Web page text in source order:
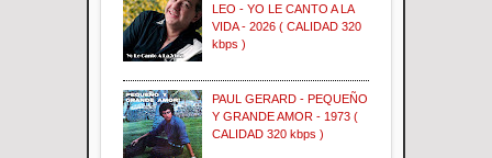
LEO - YO LE CANTO A LA
VIDA - 2026 ( CALIDAD 320
kbps )
PAUL GERARD - PEQUEÑO
Y GRANDE AMOR - 1973 (
CALIDAD 320 kbps )